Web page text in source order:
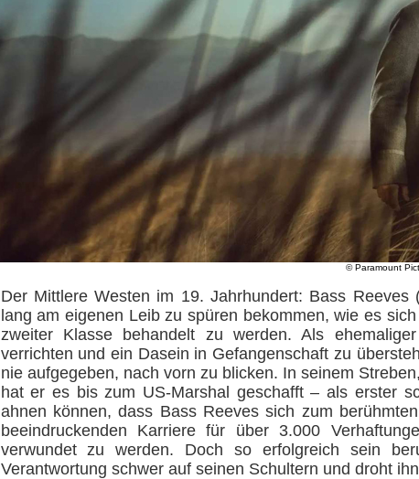
© Paramount
Der Mittlere Westen im 19. Jahrhundert: Bass
lang am eigenen Leib zu spüren bekommen, wie es
zweiter Klasse behandelt zu werden. Als
verrichten und ein Dasein in Gefangenschaft zu
nie aufgegeben, nach vorn zu blicken. In seinem
hat er es bis zum US-Marshal geschafft – als erster
ahnen können, dass Bass Reeves sich zum
beeindruckenden Karriere für über 3.000
verwundet zu werden. Doch so erfolgreich sein
Verantwortung schwer auf seinen Schultern und droht